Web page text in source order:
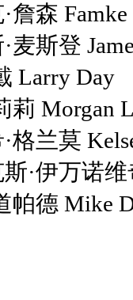
James
Day
Kelsey
诺维奇